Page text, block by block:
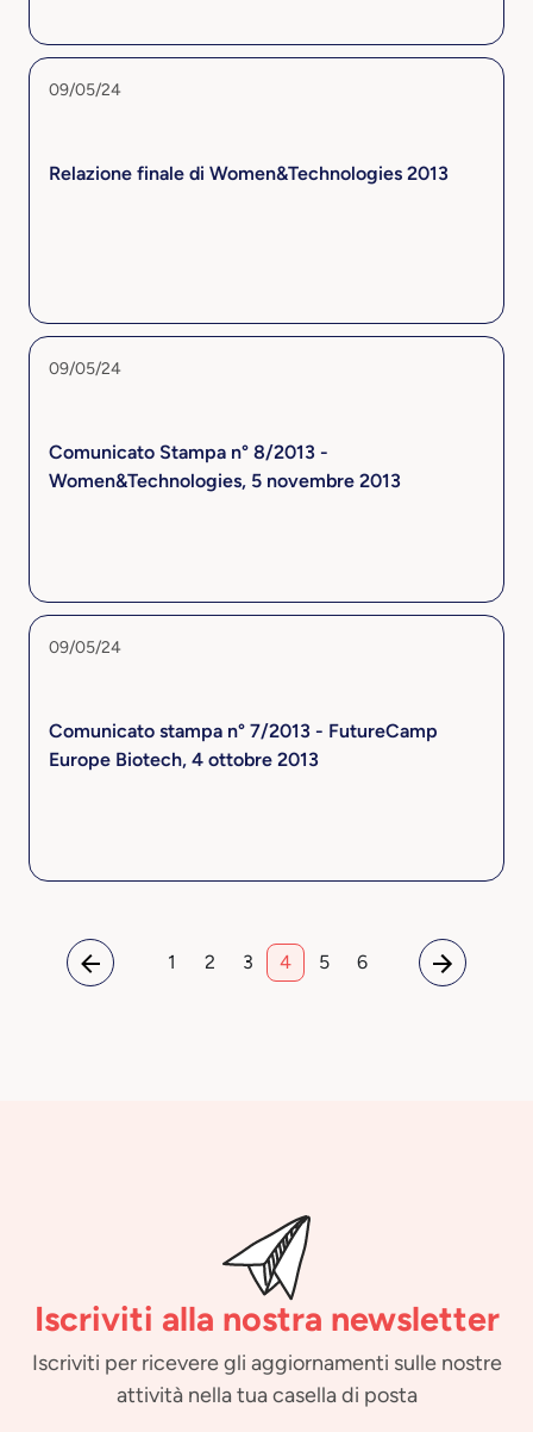
09/05/24
Relazione finale di Women&Technologies 2013
09/05/24
Comunicato Stampa n° 8/2013 -
Women&Technologies, 5 novembre 2013
09/05/24
Comunicato stampa n° 7/2013 - FutureCamp
Europe Biotech, 4 ottobre 2013
1 2 3 4 5 6
Iscriviti alla nostra newsletter
Iscriviti per ricevere gli aggiornamenti sulle nostre
attività nella tua casella di posta